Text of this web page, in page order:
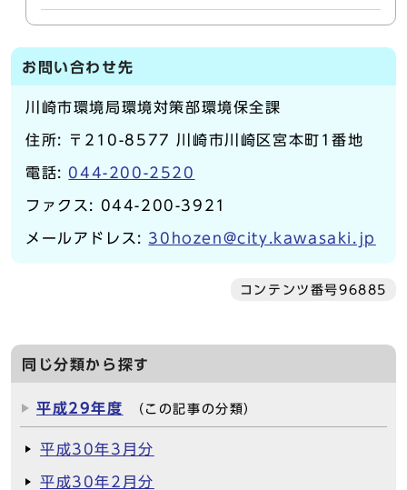
お問い合わせ先
川崎市環境局環境対策部環境保全課
住所: 〒210-8577 川崎市川崎区宮本町1番地
電話: 044-200-2520
ファクス: 044-200-3921
メールアドレス: 30hozen@city.kawasaki.jp
コンテンツ番号96885
同じ分類から探す
平成29年度 （この記事の分類）
平成30年3月分
平成30年2月分